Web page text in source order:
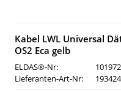
Kabel LWL Universal
OS2 Eca gelb
ELDAS®-Nr:
Lieferanten-Art-Nr: